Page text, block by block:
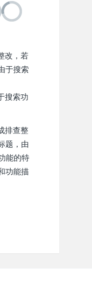
改，若
于搜索
搜索功
排查整
题，由
能的特
功能描